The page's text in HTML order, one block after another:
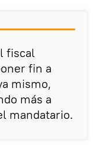
fiscal
fin a
mismo,
más a
mandatario.